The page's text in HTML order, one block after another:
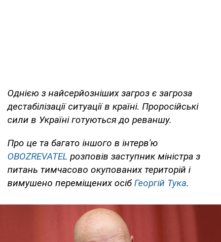
Однією з найсерйозніших загроз є загроза
дестабілізації ситуації в країні. Проросійські
сили в Україні готуються до реваншу.
Про це та багато іншого в інтерв'ю
OBOZREVATEL розповів заступник міністра з
питань тимчасово окупованих територій і
вимушено переміщених осібГеоргій Тука.